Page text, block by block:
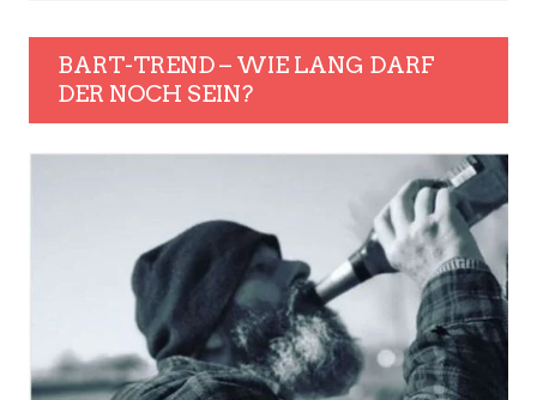
BART-TREND – WIE LANG DARF
DER NOCH SEIN?